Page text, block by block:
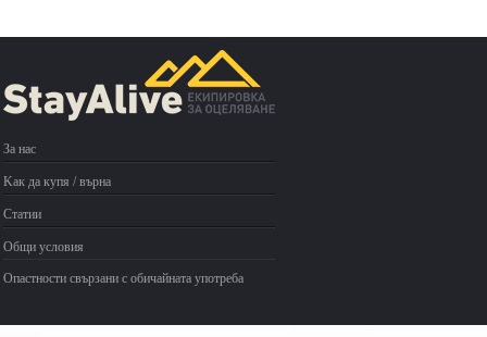
За нас
Kак да купя / върна
Статии
Общи условия
Опастности свързани с обичайната употреба